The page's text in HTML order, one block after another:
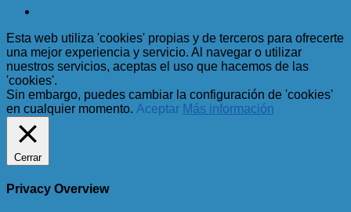
Esta web utiliza 'cookies' propias y de terceros para ofrecerte
una mejor experiencia y servicio. Al navegar o utilizar
nuestros servicios, aceptas el uso que hacemos de las
'cookies'.
Sin embargo, puedes cambiar la configuración de 'cookies'
en cualquier momento. Aceptar Más información
Cerrar
Privacy Overview